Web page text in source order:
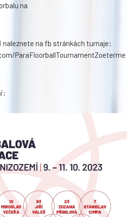
na
naleznete na fb stránkách turnaje:
ParaFloorballTournamentZoeterme